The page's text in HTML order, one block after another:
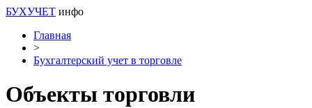
БУХУЧЕТ инфо
Главная
>
Бухгалтерский учет в торговле
Объекты торговли